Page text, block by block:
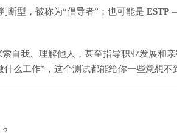
型，被称为“倡导者”；也可能是 ESTP
索自我、理解他人，甚至指导职业发展和
么工作”，这个测试都能给你一些意想不